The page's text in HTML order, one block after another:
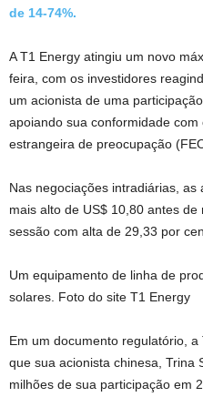
de 14-74%.
A T1 Energy atingiu um novo
feira, com os investidores
um acionista de uma
apoiando sua conformidade
estrangeira de preocupação
Nas negociações intradiárias,
mais alto de US$ 10,80 antes
sessão com alta de 29,33 por
Um equipamento de linha de
solares. Foto do site T1 Energy
Em um documento regulatório,
que sua acionista chinesa, Trina
milhões de sua participação em